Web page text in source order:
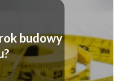
budowy